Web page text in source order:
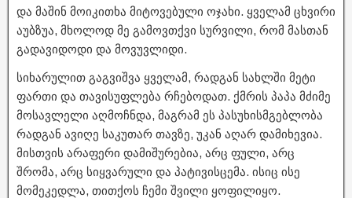
და მაშინ მოიკითხა მიტოვებული ოჯახი. ყველამ ცხვირი
აუბზუა, მხოლოდ მე გამოვთქვი სურვილი, რომ მასთან
გადავიდოდი და მოვუვლიდი.
სიხარულით გაგვიშვა ყველამ, რადგან სახლში მეტი
ფართი და თავისუფლება რჩებოდათ. ქმრის პაპა მძიმე
მოსავლელი აღმოჩნდა, მაგრამ ეს პასუხისმგებლობა
რადგან ავიღე საკუთარ თავზე, უკან აღარ დამიხევია.
მისთვის არაფერი დამიშურებია, არც ფული, არც
შრომა, არც სიყვარული და პატივისცემა. ისიც ისე
მომეკედლა, თითქოს ჩემი შვილი ყოფილიყო.